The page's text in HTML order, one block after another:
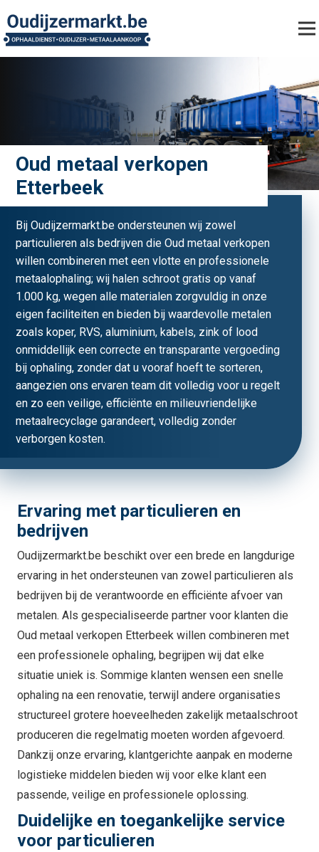
Oud metaal verkopen
Etterbeek
Bij Oudijzermarkt.be ondersteunen wij zowel
particulieren als bedrijven die Oud metaal verkopen
willen combineren met een vlotte en professionele
metaalophaling; wij halen schroot gratis op vanaf
1.000 kg, wegen alle materialen zorgvuldig in onze
eigen faciliteiten en bieden bij waardevolle metalen
zoals koper, RVS, aluminium, kabels, zink of lood
onmiddellijk een correcte en transparante vergoeding
bij ophaling, zonder dat u vooraf hoeft te sorteren,
aangezien ons ervaren team dit volledig voor u regelt
en zo een veilige, efficiënte en milieuvriendelijke
metaalrecyclage garandeert, volledig zonder
verborgen kosten.
Ervaring met particulieren en
bedrijven
Oudijzermarkt.be beschikt over een brede en langdurige
ervaring in het ondersteunen van zowel particulieren als
bedrijven bij de verantwoorde en efficiënte afvoer van
metalen. Als gespecialiseerde partner voor klanten die
Oud metaal verkopen Etterbeek willen combineren met
een professionele ophaling, begrijpen wij dat elke
situatie uniek is. Sommige klanten wensen een snelle
ophaling na een renovatie, terwijl andere organisaties
structureel grotere hoeveelheden zakelijk metaalschroot
produceren die regelmatig moeten worden afgevoerd.
Dankzij onze ervaring, klantgerichte aanpak en moderne
logistieke middelen bieden wij voor elke klant een
passende, veilige en professionele oplossing.
Duidelijke en toegankelijke service
voor particulieren